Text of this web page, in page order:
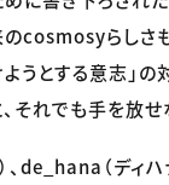
cosmosyらしさ
うとする意志」
それでも手を放
de_hana（ディハ